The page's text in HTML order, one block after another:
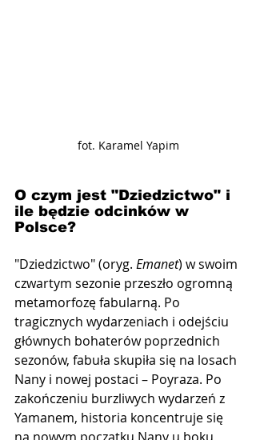
fot. Karamel Yapim
O czym jest "Dziedzictwo" i
ile będzie odcinków w
Polsce?
"Dziedzictwo" (oryg. Emanet) w swoim
czwartym sezonie przeszło ogromną
metamorfozę fabularną. Po
tragicznych wydarzeniach i odejściu
głównych bohaterów poprzednich
sezonów, fabuła skupiła się na losach
Nany i nowej postaci – Poyraza. Po
zakończeniu burzliwych wydarzeń z
Yamanem, historia koncentruje się